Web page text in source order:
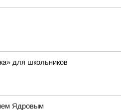
для школьников
Ядровым